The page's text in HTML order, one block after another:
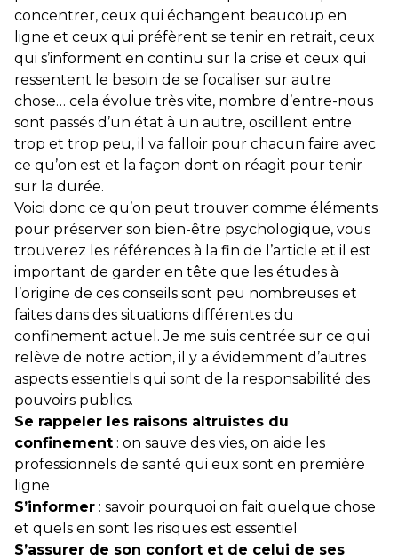
concentrer, ceux qui échangent beaucoup en
ligne et ceux qui préfèrent se tenir en retrait, ceux
qui s’informent en continu sur la crise et ceux qui
ressentent le besoin de se focaliser sur autre
chose… cela évolue très vite, nombre d’entre-nous
sont passés d’un état à un autre, oscillent entre
trop et trop peu, il va falloir pour chacun faire avec
ce qu’on est et la façon dont on réagit pour tenir
sur la durée.
Voici donc ce qu’on peut trouver comme éléments
pour préserver son bien-être psychologique, vous
trouverez les références à la fin de l’article et il est
important de garder en tête que les études à
l’origine de ces conseils sont peu nombreuses et
faites dans des situations différentes du
confinement actuel. Je me suis centrée sur ce qui
relève de notre action, il y a évidemment d’autres
aspects essentiels qui sont de la responsabilité des
pouvoirs publics.
Se rappeler les raisons altruistes du
confinement : on sauve des vies, on aide les
professionnels de santé qui eux sont en première
ligne
S’informer : savoir pourquoi on fait quelque chose
et quels en sont les risques est essentiel
S’assurer de son confort et de celui de ses